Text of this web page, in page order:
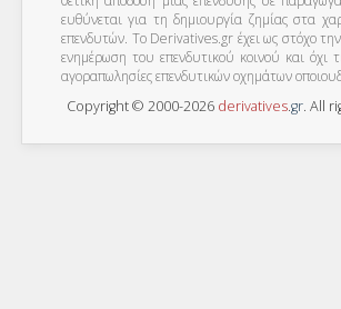
ευθύνεται για τη δημιουργία ζημίας στα
επενδυτών. To Derivatives.gr έχει ως στόχο
ενημέρωση του επενδυτικού κοινού και όχι
αγοραπωλησίες επενδυτικών οχημάτων
Copyright © 2000-2026 derivatives.gr. All